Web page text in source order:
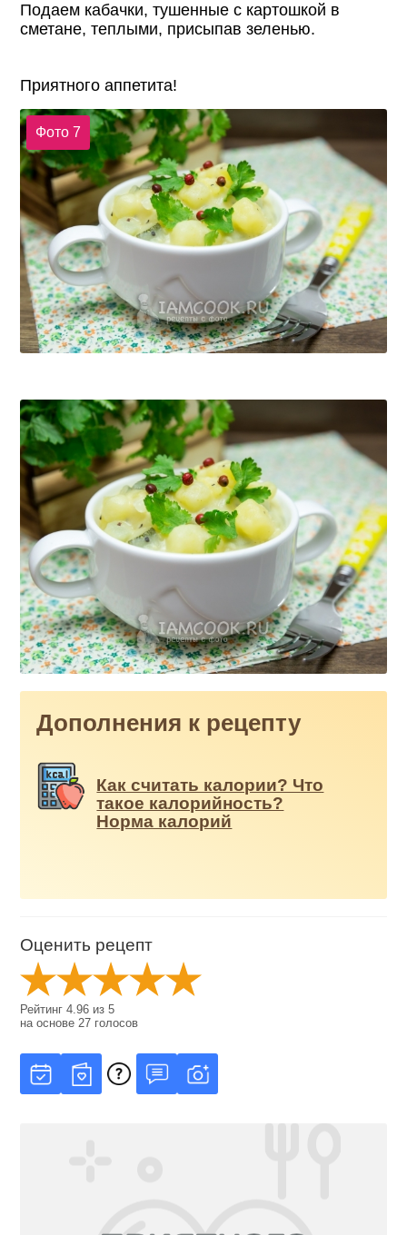
Подаем кабачки, тушенные с картошкой в
сметане, теплыми, присыпав зеленью.
Приятного аппетита!
Фото 7
Дополнения к рецепту
Как считать калории? Что
такое калорийность?
Норма калорий
Оценить рецепт
Рейтинг4.96 из5
на основе27 голосов